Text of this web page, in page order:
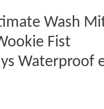
Wash
Fist
Waterproof